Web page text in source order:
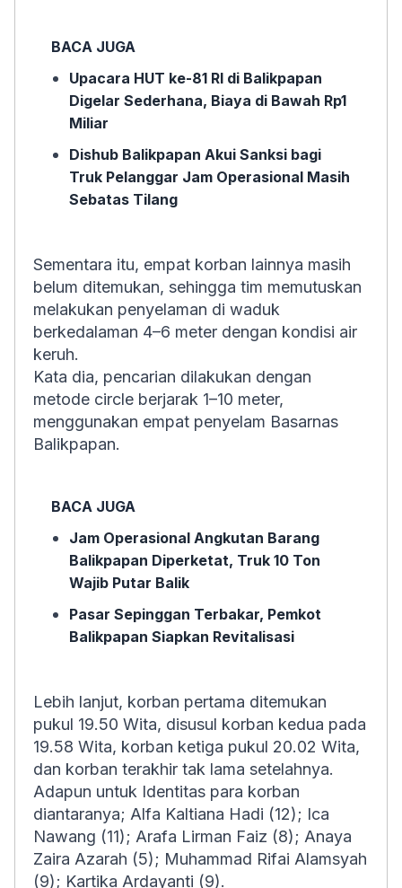
BACA JUGA
Upacara HUT ke-81 RI di Balikpapan
Digelar Sederhana, Biaya di Bawah Rp1
Miliar
Dishub Balikpapan Akui Sanksi bagi
Truk Pelanggar Jam Operasional Masih
Sebatas Tilang
Sementara itu, empat korban lainnya masih
belum ditemukan, sehingga tim memutuskan
melakukan penyelaman di waduk
berkedalaman 4–6 meter dengan kondisi air
keruh.
Kata dia, pencarian dilakukan dengan
metode circle berjarak 1–10 meter,
menggunakan empat penyelam Basarnas
Balikpapan.
BACA JUGA
Jam Operasional Angkutan Barang
Balikpapan Diperketat, Truk 10 Ton
Wajib Putar Balik
Pasar Sepinggan Terbakar, Pemkot
Balikpapan Siapkan Revitalisasi
Lebih lanjut, korban pertama ditemukan
pukul 19.50 Wita, disusul korban kedua pada
19.58 Wita, korban ketiga pukul 20.02 Wita,
dan korban terakhir tak lama setelahnya.
Adapun untuk Identitas para korban
diantaranya; Alfa Kaltiana Hadi (12); Ica
Nawang (11); Arafa Lirman Faiz (8); Anaya
Zaira Azarah (5); Muhammad Rifai Alamsyah
(9); Kartika Ardayanti (9).